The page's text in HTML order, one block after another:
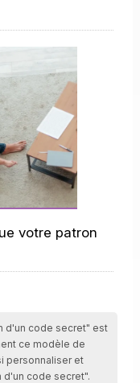
votre patron
d'un code secret" est
ce modèle de
personnaliser et
d'un code secret".